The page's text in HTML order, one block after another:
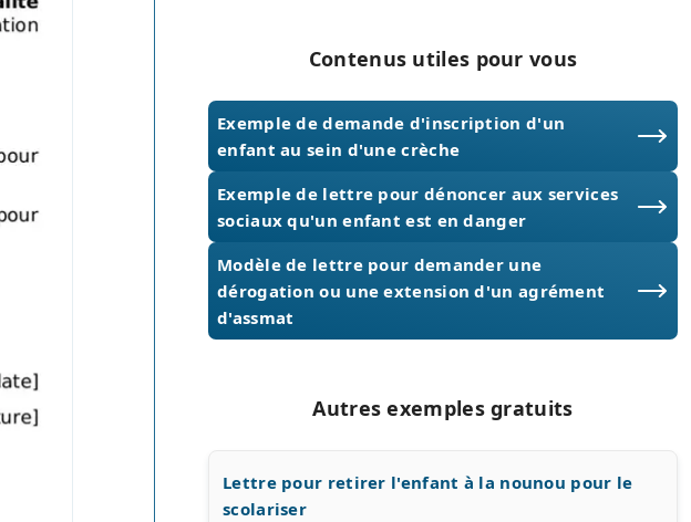
Contenus utiles pour vous
Exemple de demande d'inscription d'un
enfant au sein d'une crèche
Exemple de lettre pour dénoncer aux services
sociaux qu'un enfant est en danger
Modèle de lettre pour demander une
dérogation ou une extension d'un agrément
d'assmat
Autres exemples gratuits
Lettre pour retirer l'enfant à la nounou pour le
scolariser